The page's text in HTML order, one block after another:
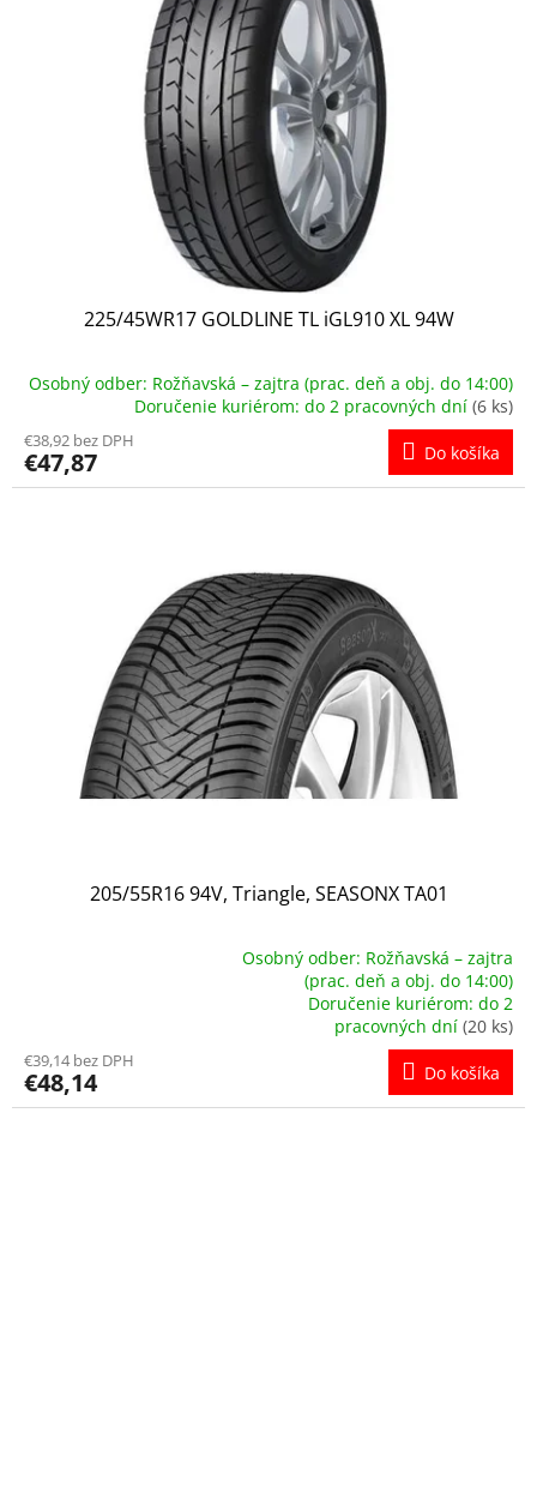
225/45WR17 GOLDLINE TL iGL910 XL 94W
Osobný odber: Rožňavská – zajtra (prac. deň a obj. do 14:00)
Doručenie kuriérom: do 2 pracovných dní (6 ks)
€38,92 bez DPH
€47,87 Do košíka
205/55R16 94V, Triangle, SEASONX TA01
je
5,0
z
Osobný odber: Rožňavská – zajtra
(prac. deň a obj. do 14:00)
Doručenie kuriérom: do 2
pracovných dní(20 ks)
€39,14 bez DPH
€48,14 Do košíka